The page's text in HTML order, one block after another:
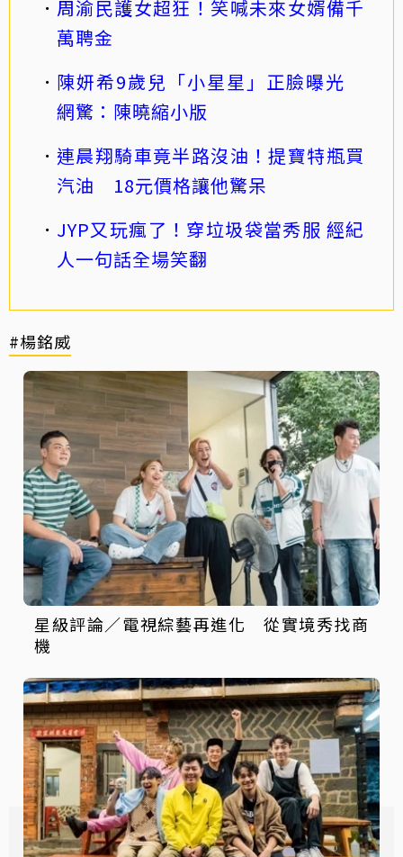
周渝民護女超狂！笑喊未來女婿備千
萬聘金
陳妍希9歲兒「小星星」正臉曝光
網驚：陳曉縮小版
連晨翔騎車竟半路沒油！提寶特瓶買
汽油 18元價格讓他驚呆
JYP又玩瘋了！穿垃圾袋當秀服 經紀
人一句話全場笑翻
#楊銘威
星級評論／電視綜藝再進化 從實境秀找商
機